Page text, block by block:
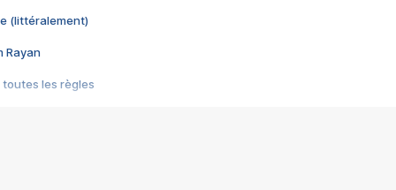
(littéralement)
Rayan
toutes les règles